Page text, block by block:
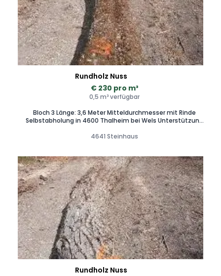
Rundholz Nuss
€ 230 pro m³
0,5 m³ verfügbar
Bloch 3 Länge: 3,6 Meter Mitteldurchmesser mit Rinde
Selbstabholung in 4600 Thalheim bei Wels Unterstützung
4641 Steinhaus
Rundholz Nuss